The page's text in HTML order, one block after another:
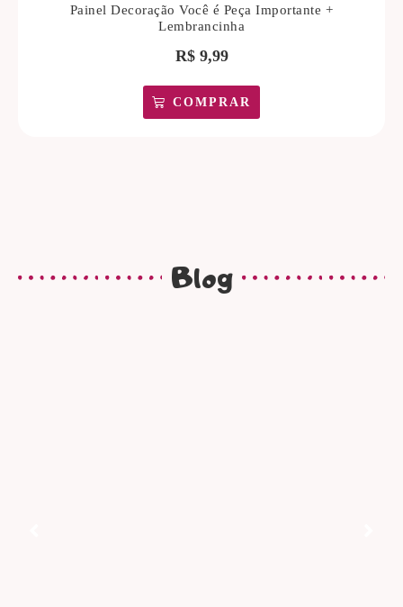
Painel Decoração Você é Peça Importante +
Lembrancinha
R$9,99
COMPRAR
Blog